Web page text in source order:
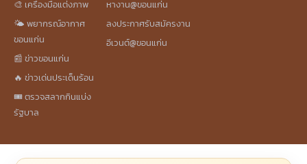
🎨 เครื่องมือแต่งภาพ
🌤️ พยากรณ์อากาศ
ขอนแก่น
📰 ข่าวขอนแก่น
🔥 ข่าวเด่นประเด็นร้อน
🎟️ ตรวจสลากกินแบ่ง
รัฐบาล
หางาน@ขอนแก่น
ลงประกาศรับสมัครงาน
อีเวนต์@ขอนแก่น